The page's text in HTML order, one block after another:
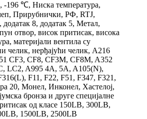
-196 ℃, Ниска температура,
Прирубнички, РФ, RTJ,
додатак 8, додатак 5, Метал,
отвор, висок притисак, висока
материјали вентила су
челик, нерђајући челик, A216
CF3, CF8, CF3M, CF8M, A352
LC2, A995 4A, 5A, A105(N),
F11, F22, F51, F347, F321,
20, Монел, Инконел, Хастелој,
бронза и друге специјалне
од класе 150LB, 300LB,
1500LB, 2500LB